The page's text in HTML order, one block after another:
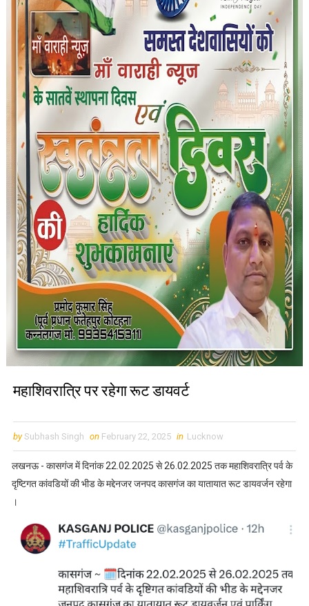
महाशिवरात्रि पर रहेगा रूट डायवर्ट
by Subhash Singh on February 22, 2025 in Lucknow
लखनऊ - कासगंज में दिनांक 22.02.2025 से 26.02.2025 तक महाशिवरात्रि पर्व के
दृष्टिगत कांवडियों की भीड के मद्देनजर जनपद कासगंज का यातायात रूट डायवर्जन रहेगा
।